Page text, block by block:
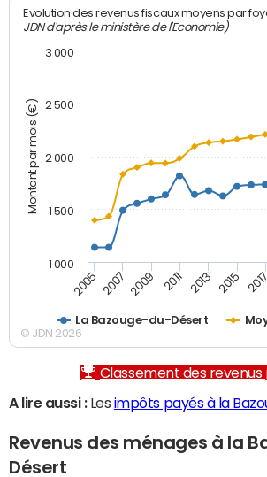
Montant par mois (€)
Evolution des revenus fiscaux moyens par
JDN d'après le ministère de l'Economie)
La Bazouge-du-Désert
2005 2007 2009 2011 2013 2015 2017
1 000
1 500
2 000
2 500
3 000
© JDN 2026
Classement des revenus
A lire aussi :Les impôts payés à la
Revenus des ménages à la
Désert